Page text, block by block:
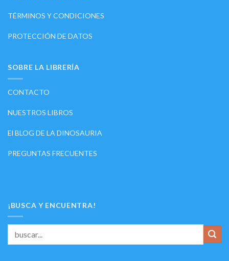
TÉRMINOS Y CONDICIONES
PROTECCIÓN DE DATOS
SOBRE LA LIBRERÍA
CONTACTO
NUESTROS LIBROS
El BLOG DE LA DINOSAURIA
PREGUNTAS FRECUENTES
¡BUSCA Y ENCUENTRA!